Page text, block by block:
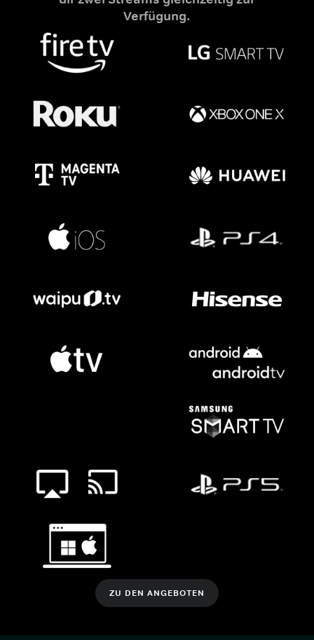
Verfügung.
ZU DEN ANGEBOTEN